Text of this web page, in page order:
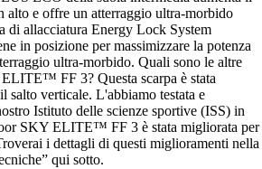
alto e offre un atterraggio ultra-morbido
di allacciatura Energy Lock System
in posizione per massimizzare la potenza
ultra-morbido. Quali sono le altre
FF 3? Questa scarpa è stata
salto verticale. L'abbiamo testata e
Istituto delle scienze sportive (ISS) in
SKY ELITE™ FF 3 è stata migliorata per
i dettagli di questi miglioramenti nella
qui sotto.